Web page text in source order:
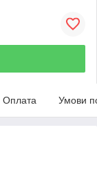
Оплата Умови